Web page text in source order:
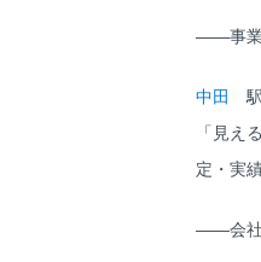
――事業
中田
駅
「見え
定・実
――会社